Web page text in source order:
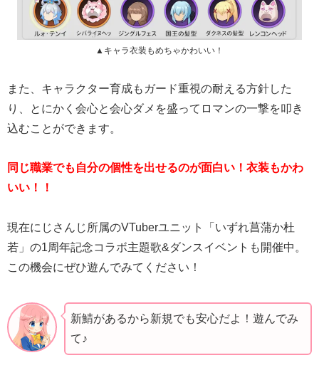
▲キャラ衣装もめちゃかわいい！
また、キャラクター育成もガード重視の耐える方針した
り、とにかく会心と会心ダメを盛ってロマンの一撃を叩き
込むことができます。
同じ職業でも自分の個性を出せるのが面白い！衣装もかわ
いい！！
現在にじさんじ所属のVTuberユニット「いずれ菖蒲か杜
若」の1周年記念コラボ主題歌&ダンスイベントも開催中。
この機会にぜひ遊んでみてください！
新鯖があるから新規でも安心だよ！遊んでみ
て♪